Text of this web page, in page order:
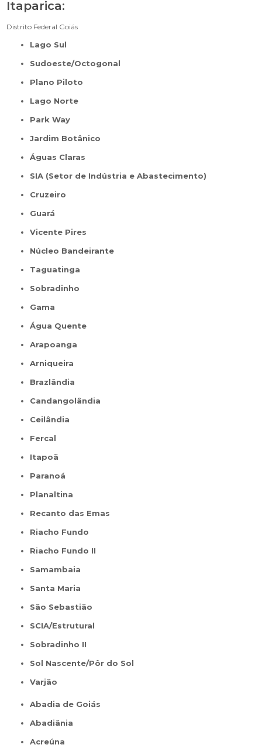
Itaparica:
Distrito Federal Goiás
Lago Sul
Sudoeste/Octogonal
Plano Piloto
Lago Norte
Park Way
Jardim Botânico
Águas Claras
SIA (Setor de Indústria e Abastecimento)
Cruzeiro
Guará
Vicente Pires
Núcleo Bandeirante
Taguatinga
Sobradinho
Gama
Água Quente
Arapoanga
Arniqueira
Brazlândia
Candangolândia
Ceilândia
Fercal
Itapoã
Paranoá
Planaltina
Recanto das Emas
Riacho Fundo
Riacho Fundo II
Samambaia
Santa Maria
São Sebastião
SCIA/Estrutural
Sobradinho II
Sol Nascente/Pôr do Sol
Varjão
Abadia de Goiás
Abadiânia
Acreúna